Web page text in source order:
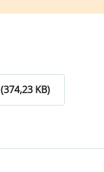
(374,23 KB)